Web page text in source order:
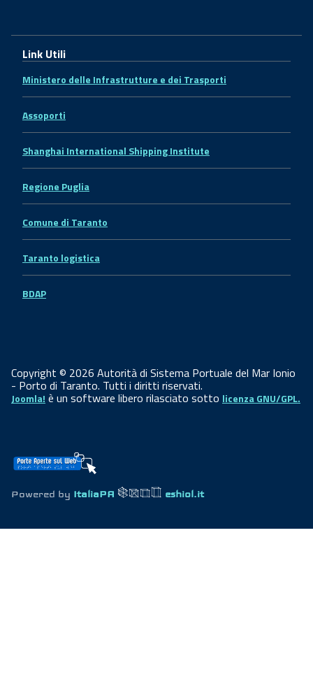
Link Utili
Ministero delle Infrastrutture e dei Trasporti
Assoporti
Shanghai International Shipping Institute
Regione Puglia
Comune di Taranto
Taranto logistica
BDAP
Copyright © 2026 Autorità di Sistema Portuale del Mar Ionio
- Porto di Taranto. Tutti i diritti riservati.
Joomla! è un software libero rilasciato sotto licenza GNU/GPL.
Powered by ItaliaPA eshiol.it